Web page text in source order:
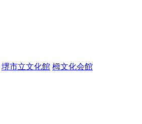
堺市立文化館 栂文化会館